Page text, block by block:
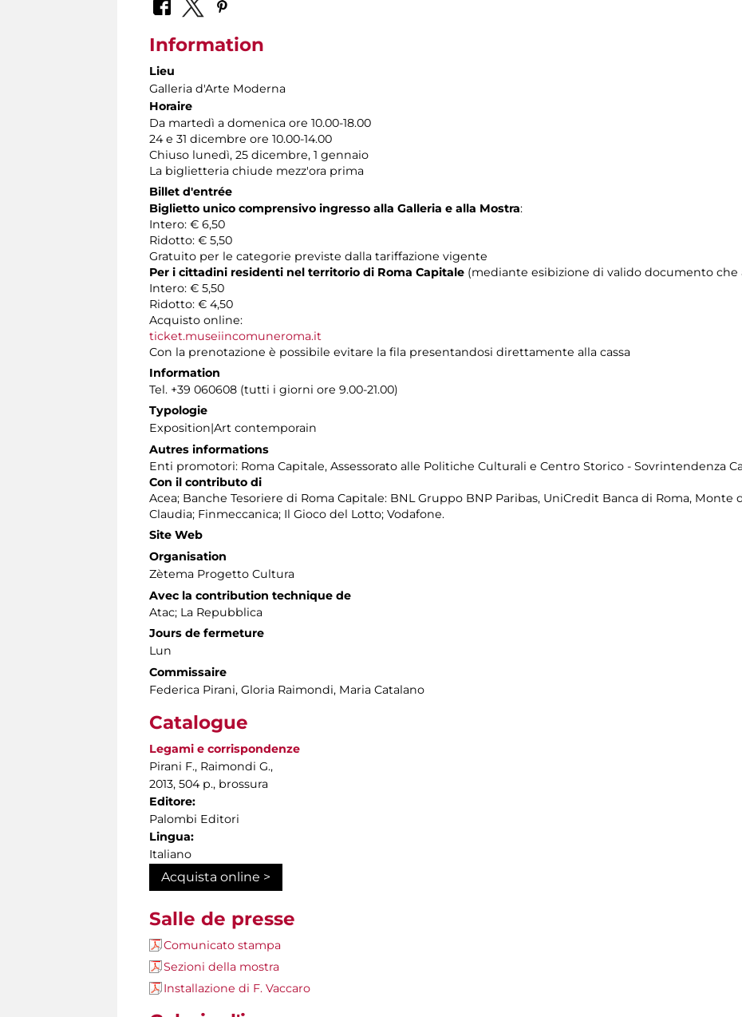
Information
Lieu
Galleria d'Arte Moderna
Horaire
Da martedì a domenica ore 10.00-18.00
24 e 31 dicembre ore 10.00-14.00
Chiuso lunedì, 25 dicembre, 1 gennaio
La biglietteria chiude mezz'ora prima
Billet d'entrée
Biglietto unico comprensivo ingresso alla Galleria e alla Mostra:
Intero: € 6,50
Ridotto: € 5,50
Gratuito per le categorie previste dalla tariffazione vigente
Per i cittadini residenti nel territorio di Roma Capitale (mediante esibizione di valido documento che
Intero: € 5,50
Ridotto: € 4,50
Acquisto online:
ticket.museiincomuneroma.it
Con la prenotazione è possibile evitare la fila presentandosi direttamente alla cassa
Information
Tel. +39 060608 (tutti i giorni ore 9.00-21.00)
Typologie
Exposition|Art contemporain
Autres informations
Enti promotori: Roma Capitale, Assessorato alle Politiche Culturali e Centro Storico - Sovrintendenza
Con il contributo di
Acea; Banche Tesoriere di Roma Capitale: BNL Gruppo BNP Paribas, UniCredit Banca di Roma, Monte
Claudia; Finmeccanica; Il Gioco del Lotto; Vodafone.
Site Web
Organisation
Zètema Progetto Cultura
Avec la contribution technique de
Atac; La Repubblica
Jours de fermeture
Lun
Commissaire
Federica Pirani, Gloria Raimondi, Maria Catalano
Catalogue
Legami e corrispondenze
Pirani F., Raimondi G.,
2013, 504 p., brossura
Editore:
Palombi Editori
Lingua:
Italiano
Acquista online >
Salle de presse
Comunicato stampa
Sezioni della mostra
Installazione di F. Vaccaro